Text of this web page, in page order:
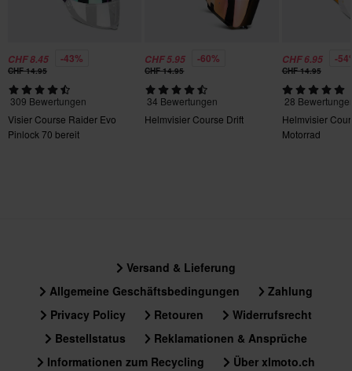
CHF 8.45 -43%
CHF 14.95
309 Bewertungen
Visier Course Raider Evo
Pinlock 70 bereit
CHF 5.95 -60%
CHF 14.95
34 Bewertungen
Helmvisier Course Drift
CHF 6.95 -
CHF 14.95
28
Helmvisier
Motorrad
Versand & Lieferung
Allgemeine Geschäftsbedingungen
Zahlung
Privacy Policy
Retouren
Widerrufsrecht
Bestellstatus
Reklamationen & Ansprüche
Informationen zum Recycling
Über xlmoto.ch